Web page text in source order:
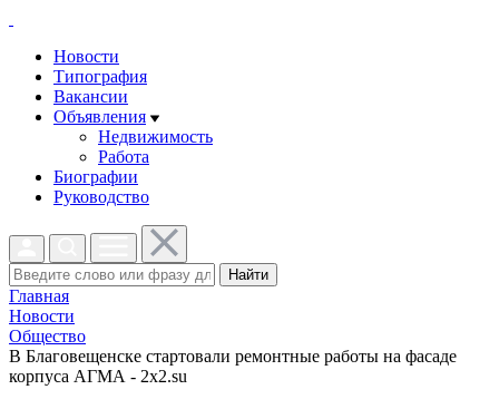
Новости
Типография
Вакансии
Объявления
Недвижимость
Работа
Биографии
Руководство
Найти
Главная
Новости
Общество
В Благовещенске стартовали ремонтные работы на фасаде
корпуса АГМА - 2x2.su